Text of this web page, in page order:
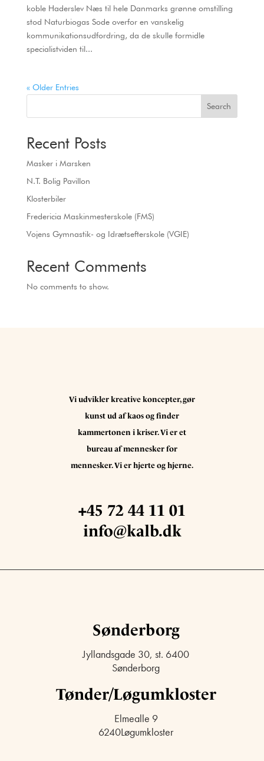
koble Haderslev Næs til hele Danmarks grønne omstilling
stod Naturbiogas Sode overfor en vanskelig
kommunikationsudfordring, da de skulle formidle
specialistviden til...
« Older Entries
Search
Recent Posts
Masker i Marsken
N.T. Bolig Pavillon
Klosterbiler
Fredericia Maskinmesterskole (FMS)
Vojens Gymnastik- og Idrætsefterskole (VGIE)
Recent Comments
No comments to show.
Vi udvikler kreative koncepter, gør
kunst ud af kaos og finder
kammertonen i kriser. Vi er et
bureau af mennesker for
mennesker. Vi er hjerte og hjerne.
+45 72 44 11 01
info@kalb.dk
Sønderborg
Jyllandsgade 30, st. 6400
Sønderborg
Tønder/Løgumkloster
Elmealle 9
6240Løgumkloster